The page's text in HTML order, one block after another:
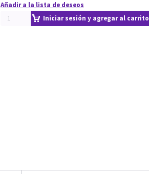
Añadir a la lista de deseos
Iniciar sesión y agregar al carrito